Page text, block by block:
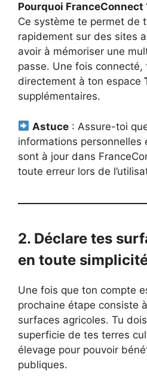
Pourquoi FranceConnect
Ce système te permet de
rapidement sur des sites
avoir à mémoriser une
passe. Une fois connecté,
directement à ton espace
supplémentaires.
Astuce : Assure-toi
informations personnelles
sont à jour dans
toute erreur lors de
2. Déclare tes
en toute
Une fois que ton compte
prochaine étape consiste
surfaces agricoles. Tu
superficie de tes terres
élevage pour pouvoir
publiques.